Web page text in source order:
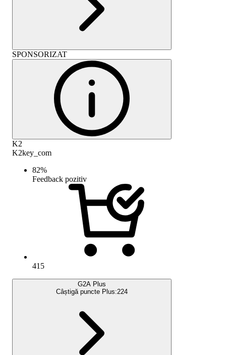
SPONSORIZAT
K2
K2key_com
82%
Feedback pozitiv
415
G2A Plus
Câștigă puncte Plus:224